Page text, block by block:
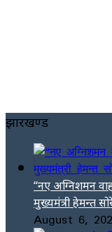
झारखण्ड
“नए अग्निशमन
मुख्यमंत्री हेमन्त
August 6,